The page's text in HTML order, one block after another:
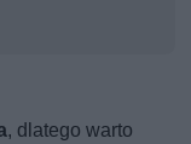
, dlatego warto